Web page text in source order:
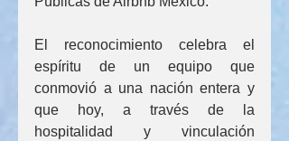
El reconocimiento celebra el
espíritu de un equipo que
conmovió a una nación entera y
que hoy, a través de la
hospitalidad y vinculación